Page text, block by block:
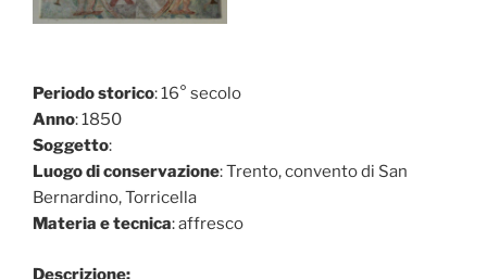
Periodo storico: 16° secolo
Anno: 1850
Soggetto:
Luogo di conservazione: Trento, convento di San
Bernardino, Torricella
Materia e tecnica: affresco
Descrizione: